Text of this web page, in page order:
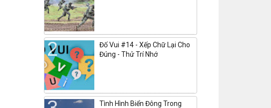
Đố Vui #14 - Xếp Chữ Lại Cho
Đúng - Thử Trí Nhớ
Tình Hình Biển Đông Trong